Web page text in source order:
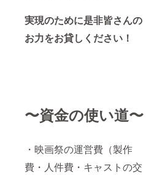
実現のために是非皆さんの
お力をお貸しください！
〜資金の使い道〜
・映画祭の運営費（製作
費・人件費・キャストの交